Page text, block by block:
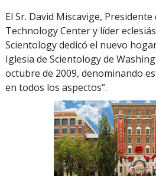
El Sr. David Miscavige,
Technology Center y líder
Scientology dedicó el nuevo
Iglesia de Scientology de
octubre de 2009, denominando
en todos los aspectos”.